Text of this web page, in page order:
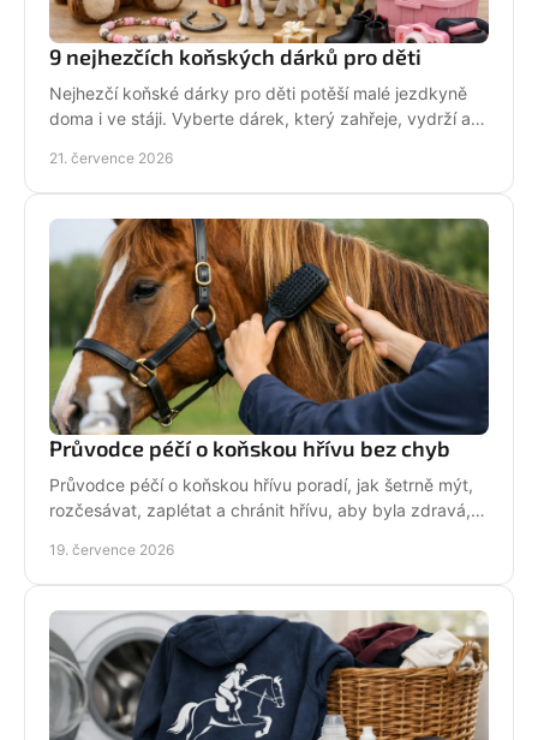
9 nejhezčích koňských dárků pro děti
Nejhezčí koňské dárky pro děti potěší malé jezdkyně
doma i ve stáji. Vyberte dárek, který zahřeje, vydrží a
21. července 2026
Průvodce péčí o koňskou hřívu bez chyb
Průvodce péčí o koňskou hřívu poradí, jak šetrně mýt,
rozčesávat, zaplétat a chránit hřívu, aby byla zdravá,
19. července 2026